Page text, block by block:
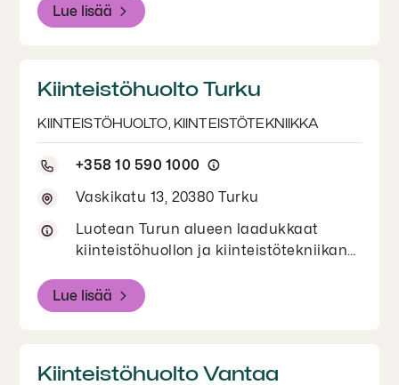
Lue lisää
Kiinteistöhuolto Turku
KIINTEISTÖHUOLTO, KIINTEISTÖTEKNIIKKA
+358 10 590 1000
Vaskikatu 13, 20380 Turku
Luotean Turun alueen laadukkaat
kiinteistöhuollon ja kiinteistötekniikan
palveluihin.
Lue lisää
Kiinteistöhuolto Vantaa